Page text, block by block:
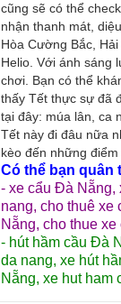
cũng sẽ có thể
nhận thanh mát,
Hòa Cường Bắc,
Helio. Với ánh sáng
chơi. Bạn có thể
thấy Tết thực sự đã
tại đây: múa lân, ca
Tết này đi đâu nữa
kèo đến những
Có thể bạn quân
- xe cẩu Đà Nẵng,
nang, cho thuê xe
Nẵng, cho thue xe
- hút hầm cầu Đà
da nang, xe hút
Nẵng, xe hut ham